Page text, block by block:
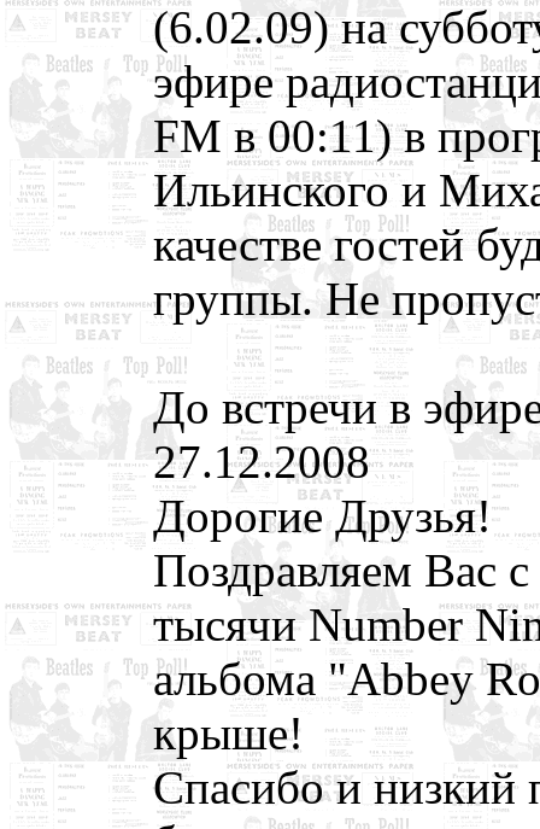
(6.02.09) на
эфире
FM в 00:11) в
Ильинского и
качестве гостей
группы. Не
До встречи в
27.12.2008
Дорогие Друзья!
Поздравляем Вас
тысячи Number
альбома "Abbey
крыше!
Спасибо и низкий